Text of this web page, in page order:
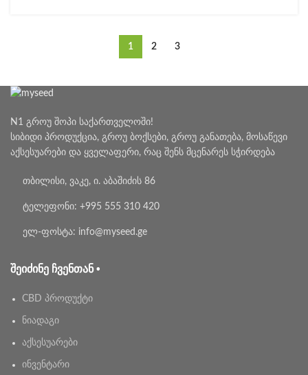
1 2 3
N1 გროუ შოპი საქართველოში!
სიბიდი პროდუქცია, გროუ ბოქსები, გროუ განათება, მოსაწევი
აქსესუარები და ყველაფერი, რაც შენს მცენარეს სჭირდება
თბილისი, ვაკე, ი. აბაშიძის 86
ტელეფონი: +995 555 310 420
ელ-ფოსტა: info@myseed.ge
ᲨᲔᲘᲫᲘᲜᲔ ᲩᲕᲔᲜᲗᲐᲜ •
CBD პროდუქტი
ნიადაგი
აქსესუარები
ინვენტარი